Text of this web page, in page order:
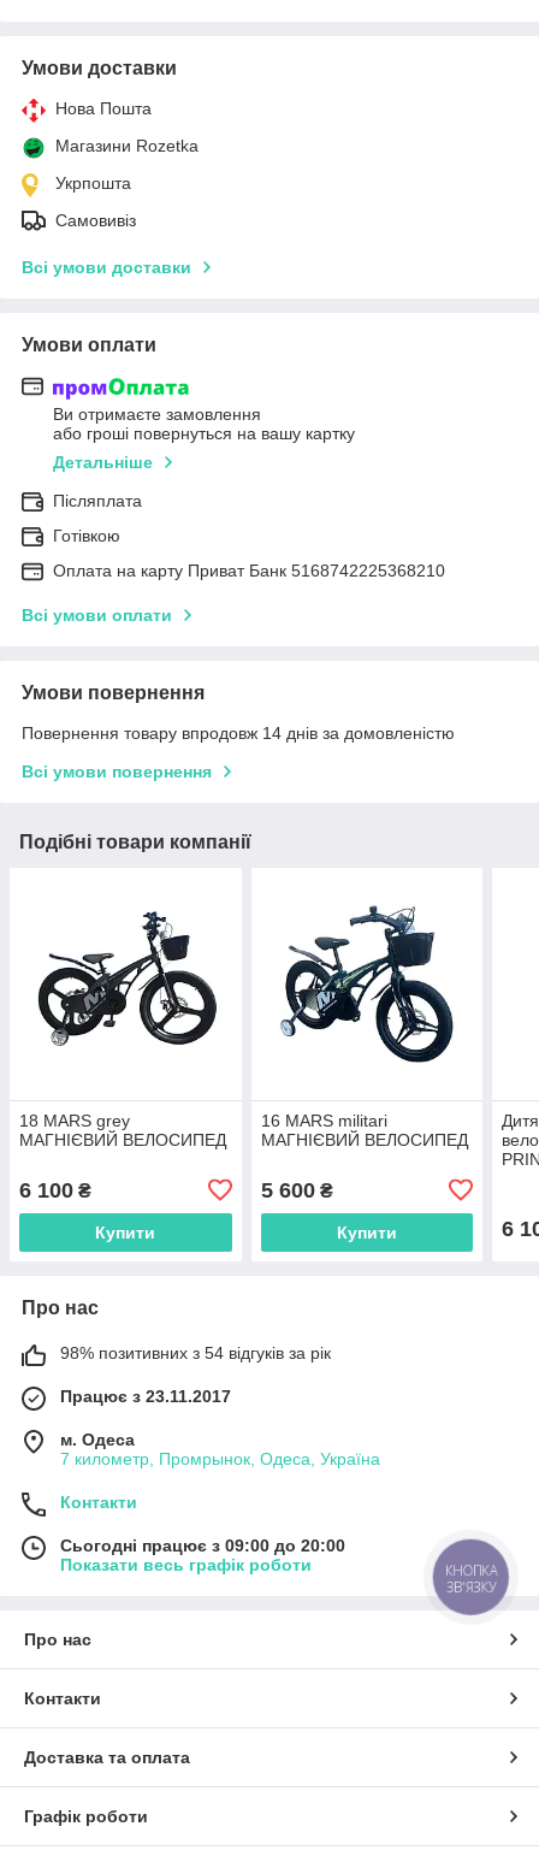
Умови доставки
Нова Пошта
Магазини Rozetka
Укрпошта
Самовивіз
Всі умови доставки
Умови оплати
Ви отримаєте замовлення
або гроші повернуться на вашу картку
Детальніше
Післяплата
Готівкою
Оплата на карту Приват Банк 5168742225368210
Всі умови оплати
Умови повернення
Повернення товару впродовж 14 днів за домовленістю
Всі умови повернення
Подібні товари компанії
18 MARS grey
МАГНІЄВИЙ ВЕЛОСИПЕД
6 100 ₴
Купити
16 MARS militari
МАГНІЄВИЙ ВЕЛОСИПЕД
5 600₴
Купити 6
Про нас
98% позитивних з 54 відгуків за рік
Працює з 23.11.2017
м. Одеса
7 километр, Промрынок, Одеса, Україна
Контакти
Сьогодні працює з 09:00 до 20:00
Показати весь графік роботи
Про нас
Контакти
Доставка та оплата
Графік роботи
КНОПКА
ЗВ'ЯЗКУ